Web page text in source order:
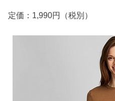
定価：1,990円（税別）